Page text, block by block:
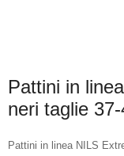
Pattini in
neri taglie
Pattini in linea NILS